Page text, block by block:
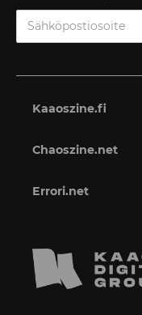
Kaaoszine.fi
Chaoszine.net
Errori.net